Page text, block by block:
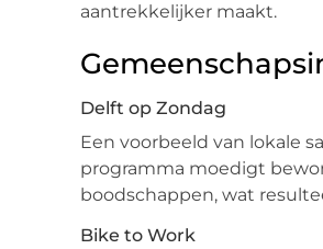
aantrekkelijker maakt.
Delft op Zondag
Een voorbeeld van lokale
programma moedigt
boodschappen, wat
Bike to Work